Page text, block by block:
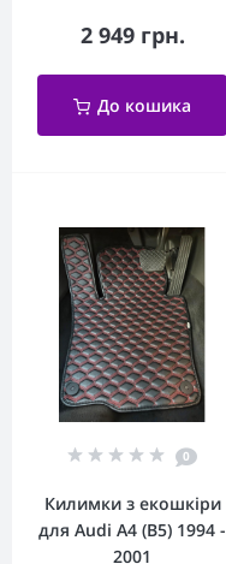
2 949 грн.
До кошика
0
Килимки з екошкіри
для Audi A4 (B5) 1994 -
2001